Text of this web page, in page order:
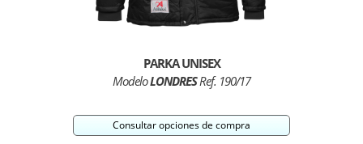
PARKA UNISEX
ModeloLONDRESRef. 190/17
Consultar opciones de compra